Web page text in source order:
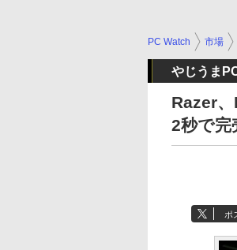
PC Watch 市場
やじうま
Razer
2秒で完
ポ